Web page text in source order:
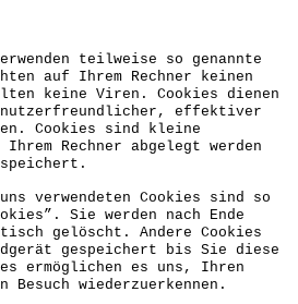
teilweise so genannte
auf Ihrem Rechner keinen
keine Viren. Cookies dienen
nutzerfreundlicher, effektiver
Cookies sind kleine
Rechner abgelegt werden
verwendeten Cookies sind so
Sie werden nach Ende
gelöscht. Andere Cookies
gespeichert bis Sie diese
ermöglichen es uns, Ihren
Besuch wiederzuerkennen.